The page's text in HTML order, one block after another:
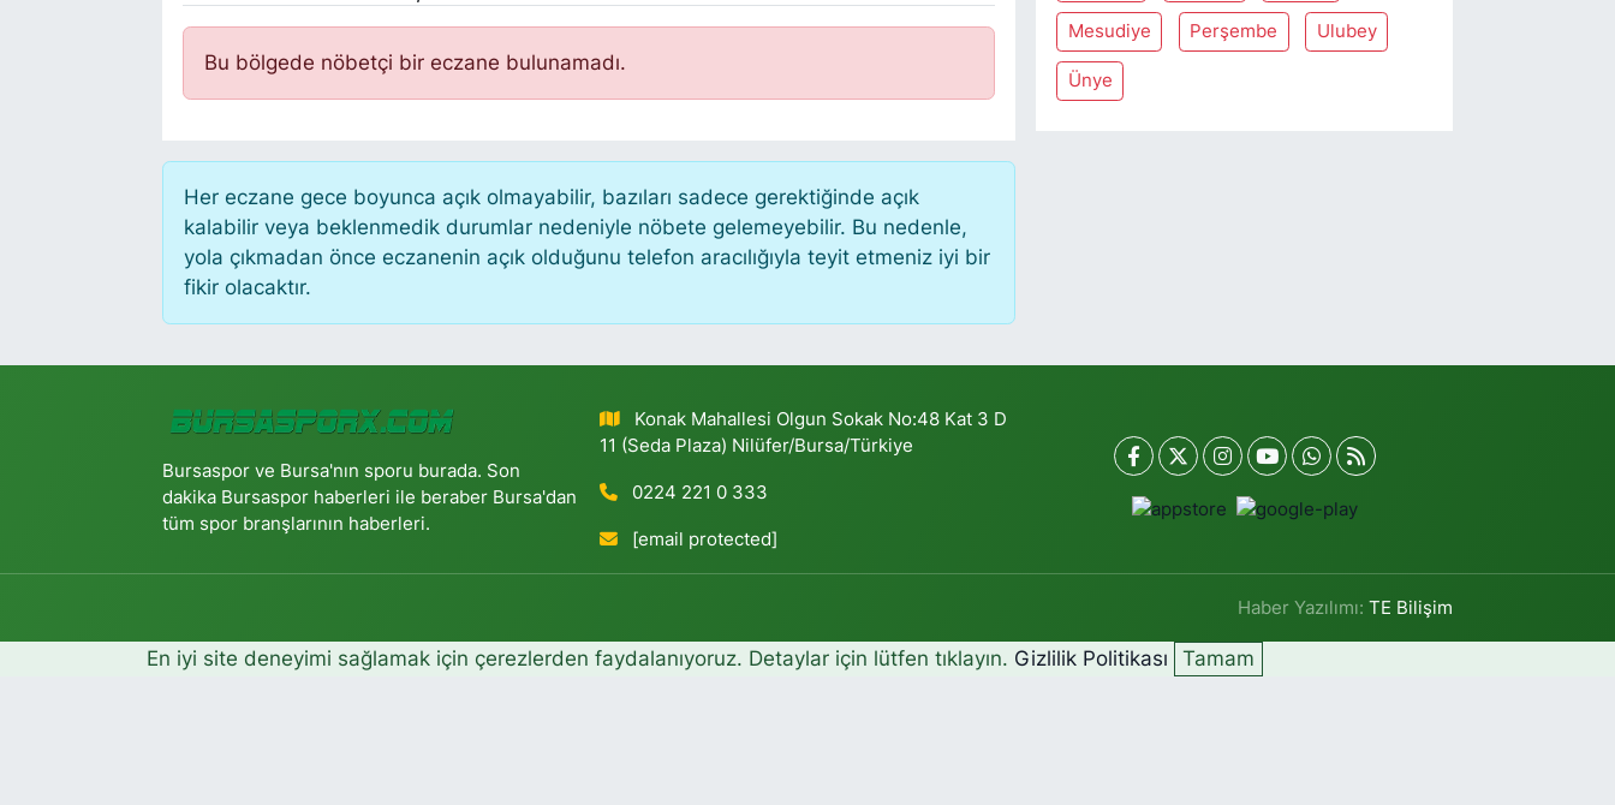
Bu bölgede nöbetçi bir eczane bulunamadı.
Her eczane gece boyunca açık olmayabilir, bazıları sadece gerektiğinde açık
kalabilir veya beklenmedik durumlar nedeniyle nöbete gelemeyebilir. Bu nedenle,
yola çıkmadan önce eczanenin açık olduğunu telefon aracılığıyla teyit etmeniz iyi bir
fikir olacaktır.
Mesudiye Perşembe Ulubey
Ünye
Bursaspor ve Bursa'nın sporu burada. Son
dakika Bursaspor haberleri ile beraber Bursa'dan
tüm spor branşlarının haberleri.
Konak Mahallesi Olgun Sokak No:48 Kat 3 D
11 (Seda Plaza) Nilüfer/Bursa/Türkiye
0224 221 0 333
[email protected]
Haber Yazılımı:TE Bilişim
En iyi site deneyimi sağlamak için çerezlerden faydalanıyoruz. Detaylar için lütfen tıklayın. Gizlilik Politikası Tamam